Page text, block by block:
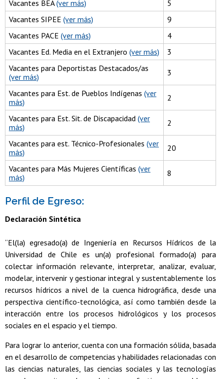
Vacantes BEA(ver más)
5
Vacantes SIPEE (ver más)
9
Vacantes PACE (ver más)
4
Vacantes Ed. Media en el Extranjero (ver más)
3
Vacantes para Deportistas Destacados/as
(ver más)
3
Vacantes para Est. de Pueblos Indígenas (ver
más)
2
Vacantes para Est. Sit. de Discapacidad (ver
más)
2
Vacantes para est. Técnico-Profesionales (ver
más)
20
Vacantes para Más Mujeres Científicas (ver
más)
8
Perfil de Egreso:
Declaración Sintética
“El(la) egresado(a) de Ingeniería en Recursos Hídricos de la
Universidad de Chile es un(a) profesional formado(a) para
colectar información relevante, interpretar, analizar, evaluar,
modelar, intervenir y gestionar integral y sustentablemente los
recursos hídricos a nivel de la cuenca hidrográfica, desde una
perspectiva científico-tecnológica, así como también desde la
interacción entre los procesos hidrológicos y los procesos
sociales en el espacio y el tiempo.
Para lograr lo anterior, cuenta con una formación sólida, basada
en el desarrollo de competencias y habilidades relacionadas con
las ciencias naturales, las ciencias sociales y las tecnologías